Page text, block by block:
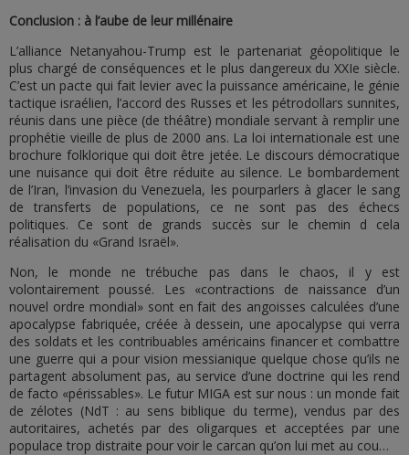
Conclusion : à l’aube de leur millénaire
L’alliance Netanyahou-Trump est le partenariat géopolitique le
plus chargé de conséquences et le plus dangereux du XXIe siècle.
C’est un pacte qui fait levier avec la puissance américaine, le génie
tactique israélien, l’accord des Russes et les pétrodollars sunnites,
réunis dans une pièce (de théâtre) mondiale servant à remplir une
prophétie vieille de plus de 2000 ans. La loi internationale est une
brochure folklorique qui doit être jetée. Le discours démocratique
une nuisance qui doit être réduite au silence. Le bombardement
de l’Iran, l’invasion du Venezuela, les pourparlers à glacer le sang
de transferts de populations, ce ne sont pas des échecs
politiques. Ce sont de grands succès sur le chemin d cela
réalisation du «Grand Israël».
Non, le monde ne trébuche pas dans le chaos, il y est
volontairement poussé. Les «contractions de naissance d’un
nouvel ordre mondial» sont en fait des angoisses calculées d’une
apocalypse fabriquée, créée à dessein, une apocalypse qui verra
des soldats et les contribuables américains financer et combattre
une guerre qui a pour vision messianique quelque chose qu’ils ne
partagent absolument pas, au service d’une doctrine qui les rend
de facto «périssables». Le futur MIGA est sur nous : un monde fait
de zélotes (NdT : au sens biblique du terme), vendus par des
autoritaires, achetés par des oligarques et acceptées par une
populace trop distraite pour voir le carcan qu’on lui met au cou…